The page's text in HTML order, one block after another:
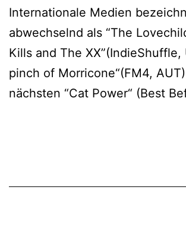
Internationale Medien
abwechselnd als “The
Kills and The XX”(IndieShuffle,
pinch of Morricone“(FM4,
nächsten “Cat Power“ (Best